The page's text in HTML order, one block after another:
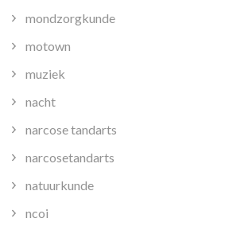
mondzorgkunde
motown
muziek
nacht
narcose tandarts
narcosetandarts
natuurkunde
ncoi